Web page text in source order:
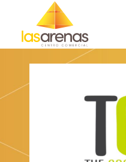
content